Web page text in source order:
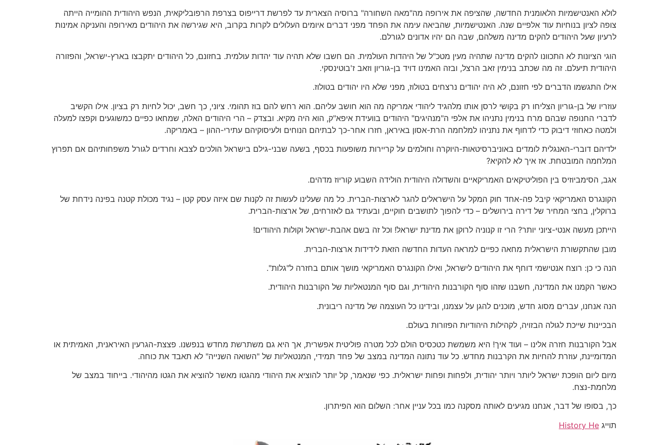
לולא האנטישמיות הלאומנית החדשה, שהציפה את אירופה מה"מאה השחורה" ברוסיה הצארית עד לפרשת דרייפוס בצרפת הרפובליקאית, הנפש היהודית ההומייה הייתה
צופה לציון בנוחיות עוד אלפיים שנה. האנטישמיות, שהביאה עימה את הפחד מפני דברים איומים העלולים לקרות בקרוב, היא שגירשה את היהודים מאירופה והעניקה אמינות
לרעיון שעל היהודים להקים מדינה משלהם, שבה הם יהיו אדונים לגורלם.
הוגי הציונות לא התכוונו להקים מדינה שתהיה מעין מטכ"ל של היהדות העולמית. הם חשבו שלא תהיה עוד יהדות עולמית. בחזונם, כל היהודים יתקבצו בארץ-ישראל, והפזורה
היהודית תיעלם. זה מה שכתב בנימין זאב הרצל, ובזה האמינו דויד בן-גוריון וזאב ז'בוטינסקי.
אילו התגשמו הדברים לפי חזונם, לא היה יהודים נרצחים בטולוז, מפני שלא היו יהודים בטולוז.
עוזריו של בן-גוריון הצליחו רק בקושי לרסן אותו מלהגיד ליהודי אמריקה מה הוא חושב עליהם. הוא רחש להם בוז תהומי. ציוני, כך חשב, יכול לחיות רק בציון. אילו הקשיב
לדברי החנופה שבהם מרח בנימין נתניהו את אלפי ה"מנהיגים" היהודים בוועידת איפא"ק, הוא היה מקיא. ובצדק – הרי היהודים האלה, שמחאו כפיים כמשוגעים וקפצו למעלה
ולמטה כאחוזי דיבוק כדי לדחוף את נתניהו למלחמה הרת-אסון באיראן, חזרו אחר-כך לבתיהם הנוחים ולעיסוקיהם עתירי-ההון – באמריקה.
ילדיהם דוברי-האנגלית לומדים באוניברסיטאות-היוקרה וחולמים על קריירות משופעות בכסף, בשעה שבני-גילם בישראל הולכים לצבא וחרדים לגורל משפחותיהם אם תפרוץ
המלחמה המובטחת. אז איך לא להקיא?
אגב, הסימביוזיס בין הפוליטיקאים האמריקאיים והשדולה היהודית הולידה השבוע קוריוז מדהים.
הקונגרס האמריקאי קיבל פה-אחד חוק המקל על הישראלים להגר לארצות-הברית. כל מה שעלינו לעשות זה לקנות שם איזה עסק קטן – נגיד מכולת קטנה בפינה נידחת של
ברוקלין, בחצי המחיר של דירה בירושלים – כדי להפוך לתושבים חוקיים, ובעתיד גם לאזרחים, של ארצות-הברית.
הייתכן מעשה אנטי-ציוני יותר? הרי זו קנוניה לרוקן את מדינת ישראל! וכל זה בשם אהבת-ישראל וקולות היהודים!
מובן שהתקשורת הישראלית מחאה כפיים למראה העדות החדשה הזאת לידידות ארצות-הברית.
הנה כי כן: רוצח אנטישמי דוחף את היהודים לישראל, ואילו הקונגרס האמריקאי מושך אותם בחזרה ל"גלות".
כאשר הקמנו את המדינה, חשבנו שזהו סוף הקורבנות היהודית, וגם סוף המנטאליות של הקורבנות היהודית.
הנה אנחנו, עברים מסוג חדש, מוכנים להגן על עצמנו, ובידינו כל העוצמה של מדינה ריבונית.
הבכיינות שייכת לגולה הבזויה, לקהילות היהודיות הפזורות בעולם.
אבל הקורבנות חזרה אלינו – ועוד איך! היא משמשת כטכסיס הולם לכל מטרה פוליטית אפשרית, אך היא גם משתרשת מחדש בנפשנו. פצצת-הגרעין האיראנית, האמיתית או
המדומיינת, עוזרת להחיות את הקרבנות מחדש. כל עוד נתונה המדינה במצב של פחד תמידי, המנטאליות של "השואה השנייה" לא תאבד את כוחה.
מיום ליום הופכת ישראל ליותר ויותר יהודית, ולפחות ופחות ישראלית. כפי שנאמר, קל יותר להוציא את היהודי מהגטו מאשר להוציא את הגטו מהיהודי. בייחוד במצב של
מלחמת-נצח.
כך, בסופו של דבר, אנחנו מגיעים לאותה מסקנה כמו בכל עניין אחר: השלום הוא הפיתרון.
תוייג History He